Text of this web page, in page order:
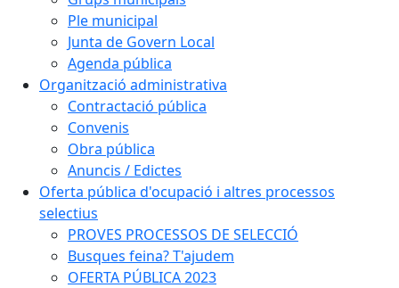
Ple municipal
Junta de Govern Local
Agenda pública
Organització administrativa
Contractació pública
Convenis
Obra pública
Anuncis / Edictes
Oferta pública d'ocupació i altres processos
selectius
PROVES PROCESSOS DE SELECCIÓ
Busques feina? T'ajudem
OFERTA PÚBLICA 2023